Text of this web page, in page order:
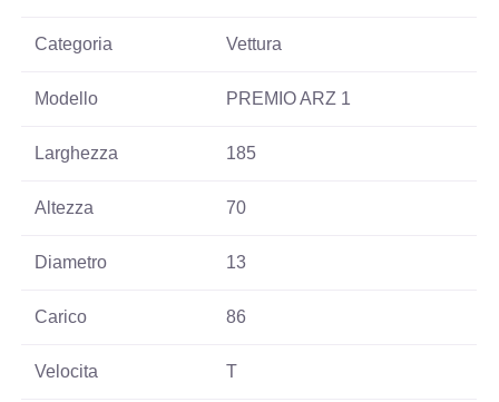
Categoria Vettura
Modello PREMIO ARZ 1
Larghezza 185
Altezza 70
Diametro 13
Carico 86
Velocita T